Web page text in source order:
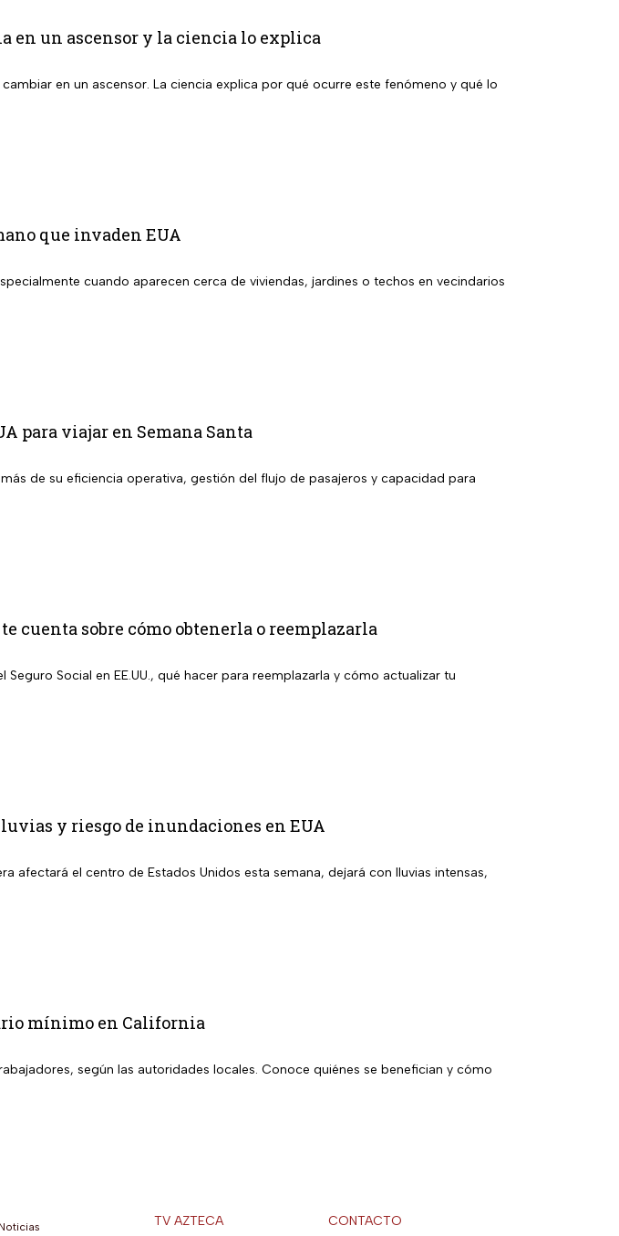
en un ascensor y la ciencia lo explica
en un ascensor. La ciencia explica por qué ocurre este fenómeno y qué lo
que invaden EUA
cuando aparecen cerca de viviendas, jardines o techos en vecindarios
para viajar en Semana Santa
de su eficiencia operativa, gestión del flujo de pasajeros y capacidad para
cuenta sobre cómo obtenerla o reemplazarla
Social en EE.UU., qué hacer para reemplazarla y cómo actualizar tu
y riesgo de inundaciones en EUA
afectará el centro de Estados Unidos esta semana, dejará con lluvias intensas,
mínimo en California
según las autoridades locales. Conoce quiénes se benefician y cómo
TV AZTECA CONTACTO